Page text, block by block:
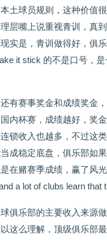
土球员规则，这种价值
层嘴上说重视青训，真
实是，青训做得好，俱
it stick 的不是口号，
有赛事奖金和成绩奖金
内杯赛，成绩越好，奖
锁收入也越多，不过这
成稳定底盘，俱乐部如
在赌赛季成绩，赢了风
a lot of clubs learn that
俱乐部的主要收入来源
这么理解，顶级俱乐部